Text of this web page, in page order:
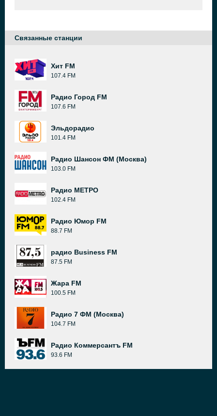
Связанные станции
Хит FM
107.4 FM
Радио Город FM
107.6 FM
Эльдорадио
101.4 FM
Радио Шансон ФМ (Москва)
103.0 FM
Радио МЕТРО
102.4 FM
Радио Юмор FM
88.7 FM
радио Business FM
87.5 FM
Жара FM
100.5 FM
Радио 7 ФМ (Москва)
104.7 FM
Радио Коммерсантъ FM
93.6 FM